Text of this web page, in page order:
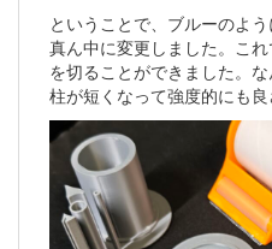
ということで、ブルーのよ
真ん中に変更しました。こ
を切ることができました。
柱が短くなって強度的にも良